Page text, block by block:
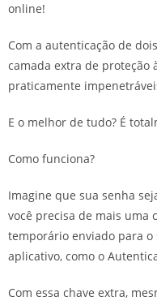
online!
Com a autenticação de
camada extra de proteção
praticamente
E o melhor de tudo? É
Como funciona?
Imagine que sua senha
você precisa de mais uma
temporário enviado para
aplicativo, como o
Com essa chave extra,